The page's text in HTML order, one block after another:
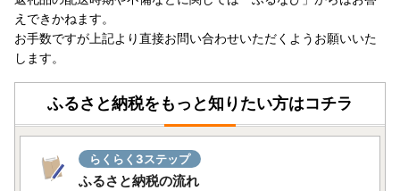
場合は、備考欄にご記入ください。
【到着後は速やかに返礼品の状態をご確認ください】
万全を期して返礼品をお届けしていますが、万が一、不備等
があった場合は
返礼品到着から2日以内 に、商品の写真と箱など梱包外装の
写真を添付の上、電子メールにてお問合わせ先までご連絡く
日数が経ったものに関しましてはご対応いたしかねます。
了承の上、お申込みくださいますようお願い申し上げます。
えできかねます。
お手数ですが上記より直接お問い合わせいただくようお願いいた
します。
ふるさと納税をもっと知りたい方はコチラ
らくらく3ステップ
ふるさと納税の流れ